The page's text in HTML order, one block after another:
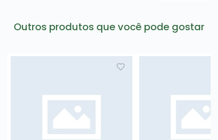
Outros produtos que você pode gostar